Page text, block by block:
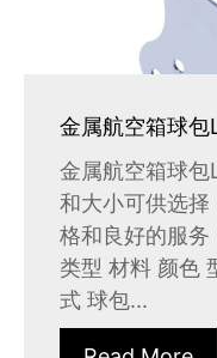
金属航空箱球包
金属航空箱球
和大小可供选
格和良好的服
类型 材料 颜色
式 球包...